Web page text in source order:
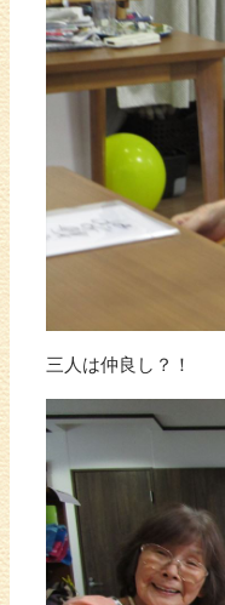
三人は仲良し？！